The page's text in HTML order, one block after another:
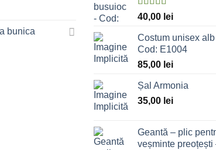
bunica
Evaluat la
5.00
din 5
40,00 lei
Costum unisex alb
Cod: E1004
85,00 lei
Șal Armonia
35,00 lei
Geantă – plic
veșminte preoțești